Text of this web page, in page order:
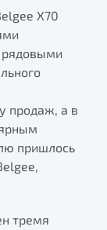
X70
рядовыми
продаж, а в
пришлось
тремя